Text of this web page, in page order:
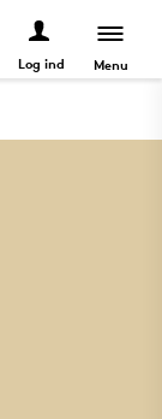
Log ind Menu